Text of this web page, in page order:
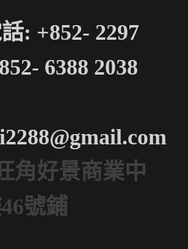
: +852- 2297
6388 2038
角好景商業中
號鋪